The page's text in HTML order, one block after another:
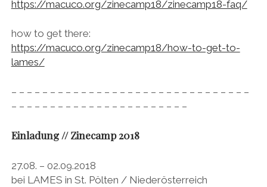
https://macuco.org/zinecamp18/zinecamp18-faq/
how to get there:
https://macuco.org/zinecamp18/how-to-get-to-
lames/
– – – – – – – – – – – – – – – – – – – – – – – – – – – – – – –
– – – – – – – – – – – – – – – – – – – – – – –
Einladung // Zinecamp 2018
27.08. – 02.09.2018
bei LAMES in St. Pölten / Niederösterreich